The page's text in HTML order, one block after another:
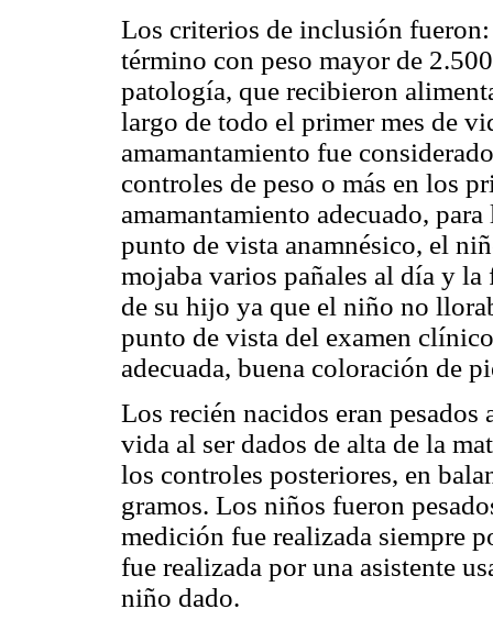
Los criterios de inclusión
término con peso mayor de
patología, que recibieron
largo de todo el primer mes de
amamantamiento fue
controles de peso o más en los
amamantamiento adecuado,
punto de vista anamnésico, el
mojaba varios pañales al día y
de su hijo ya que el niño no
punto de vista del examen
adecuada, buena coloración de
Los recién nacidos eran
vida al ser dados de alta de la
los controles posteriores, en
gramos. Los niños fueron
medición fue realizada siempre
fue realizada por una asistente
niño dado.